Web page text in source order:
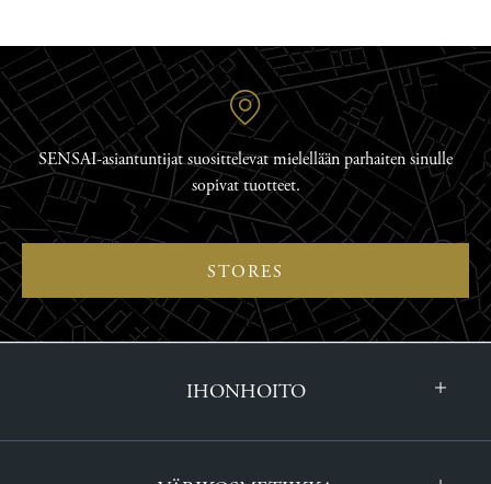
SENSAI-asiantuntijat suosittelevat mielellään parhaiten sinulle
sopivat tuotteet.
STORES
IHONHOITO